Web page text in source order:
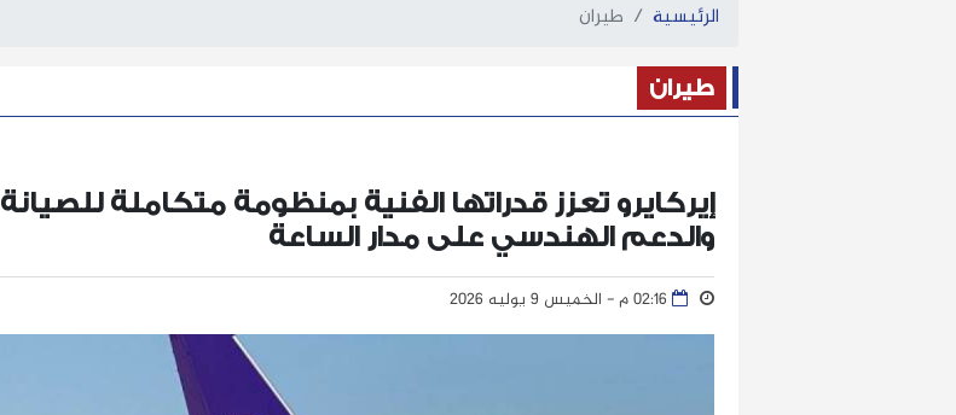
الرئيسية طيران
طيران
إيركايرو تعزز قدراتها الفنية بمنظومة متكاملة للصيانة
والدعم الهندسي على مدار الساعة